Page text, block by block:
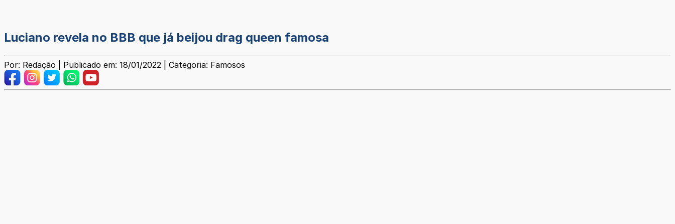
Luciano revela no BBB que já beijou drag queen famosa
Por: Redação | Publicado em: 18/01/2022 | Categoria: Famosos